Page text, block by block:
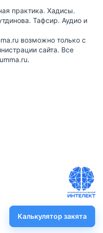
практика. Хадисы.
Тафсир. Аудио и
возможно только с
сайта. Все
Калькулятор закята